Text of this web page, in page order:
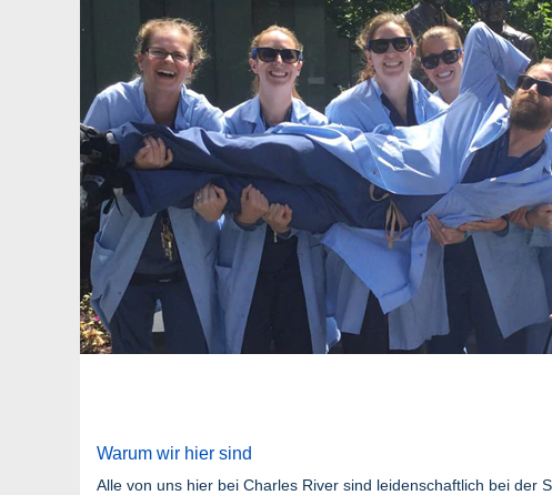
Warum wir hier sind
Alle von uns hier bei Charles River sind leidenschaftlich bei der